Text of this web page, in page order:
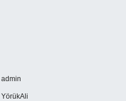
admin
YörükAli